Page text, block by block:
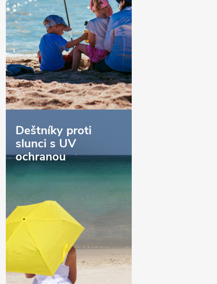
Deštníky proti
slunci s UV
ochranou